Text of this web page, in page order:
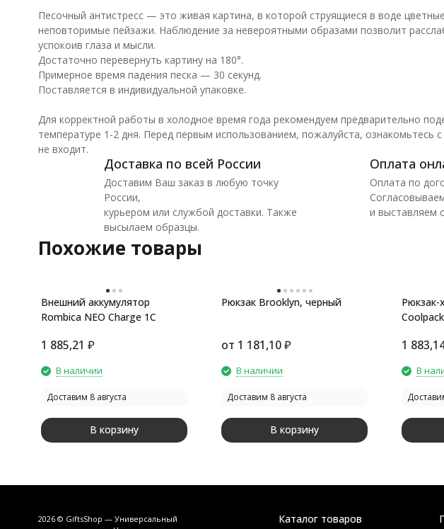
Песочный антистресс — это живая картина, в которой струящиеся в воде
неповторимые пейзажи. Наблюдение за невероятными образами позволит
успокоив глаза и мысли.
Достаточно перевернуть картину на 180°.
Примерное время падения песка — 30 секунд.
Поставляется в индивидуальной упаковке.
Для корректной работы в холодное время года рекомендуем предварительно
температуре 1-2 дня. Перед первым использованием, пожалуйста, ознакомьтесь
не входит.
Доставка по всей России
Доставим Ваш заказ в любую точку
России,
курьером или службой доставки. Также
высылаем образцы.
Оплата
Оплата по
и выставляем
Похожие товары
Внешний аккумулятор
Rombica NEO Charge 1C
1 885,21 ₽
В наличии
Доставим 8 августа
В корзину
Рюкзак Brooklyn, черный
от 1 181,10₽
В наличии
Доставим 8 августа
В корзину
Рюкзак-
1
В
2026 © GiftsShop — Универсальный
Каталог товаров